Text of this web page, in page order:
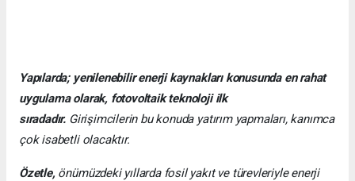
Yapılarda; yenilenebilir enerji kaynakları konusunda en rahat
uygulama olarak, fotovoltaik teknoloji ilk
sıradadır. Girişimcilerin bu konuda yatırım yapmaları, kanımca
çok isabetli olacaktır.
Özetle,önümüzdeki yıllarda fosil yakıt ve türevleriyle enerji